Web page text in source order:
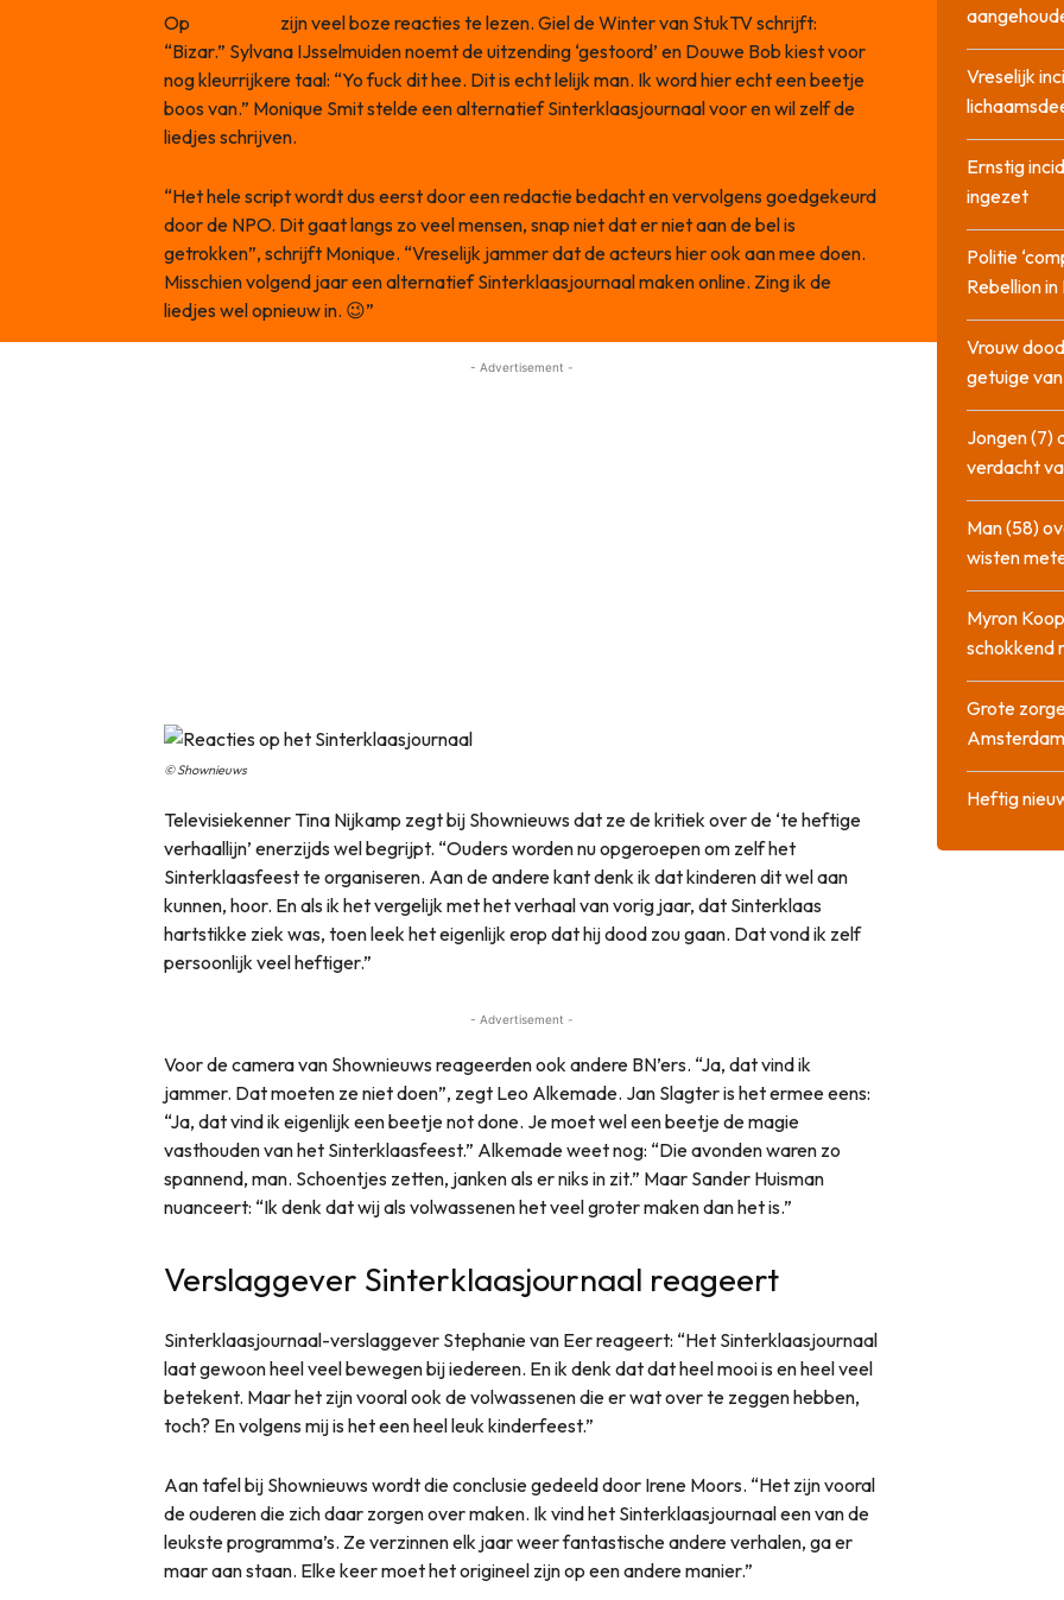
Op
zijn veel boze reacties te lezen. Giel de Winter van StukTV schrijft:
“Bizar.” Sylvana IJsselmuiden noemt de uitzending ‘gestoord’ en Douwe Bob kiest voor
nog kleurrijkere taal: “Yo fuck dit hee. Dit is echt lelijk man. Ik word hier echt een beetje
boos van.” Monique Smit stelde een alternatief Sinterklaasjournaal voor en wil zelf de
liedjes schrijven.
“Het hele script wordt dus eerst door een redactie bedacht en vervolgens goedgekeurd
door de NPO. Dit gaat langs zo veel mensen, snap niet dat er niet aan de bel is
getrokken”, schrijft Monique. “Vreselijk jammer dat de acteurs hier ook aan mee doen.
Misschien volgend jaar een alternatief Sinterklaasjournaal maken online. Zing ik de
liedjes wel opnieuw in. 😉”
- Advertisement -
© Shownieuws
Televisiekenner Tina Nijkamp zegt bij Shownieuws dat ze de kritiek over de ‘te heftige
verhaallijn’ enerzijds wel begrijpt. “Ouders worden nu opgeroepen om zelf het
Sinterklaasfeest te organiseren. Aan de andere kant denk ik dat kinderen dit wel aan
kunnen, hoor. En als ik het vergelijk met het verhaal van vorig jaar, dat Sinterklaas
hartstikke ziek was, toen leek het eigenlijk erop dat hij dood zou gaan. Dat vond ik zelf
persoonlijk veel heftiger.”
- Advertisement -
Voor de camera van Shownieuws reageerden ook andere BN’ers. “Ja, dat vind ik
jammer. Dat moeten ze niet doen”, zegt Leo Alkemade. Jan Slagter is het ermee eens:
“Ja, dat vind ik eigenlijk een beetje not done. Je moet wel een beetje de magie
vasthouden van het Sinterklaasfeest.” Alkemade weet nog: “Die avonden waren zo
spannend, man. Schoentjes zetten, janken als er niks in zit.” Maar Sander Huisman
nuanceert: “Ik denk dat wij als volwassenen het veel groter maken dan het is.”
Verslaggever Sinterklaasjournaal reageert
Sinterklaasjournaal-verslaggever Stephanie van Eer reageert: “Het Sinterklaasjournaal
laat gewoon heel veel bewegen bij iedereen. En ik denk dat dat heel mooi is en heel veel
betekent. Maar het zijn vooral ook de volwassenen die er wat over te zeggen hebben,
toch? En volgens mij is het een heel leuk kinderfeest.”
Aan tafel bij Shownieuws wordt die conclusie gedeeld door Irene Moors. “Het zijn vooral
de ouderen die zich daar zorgen over maken. Ik vind het Sinterklaasjournaal een van de
leukste programma’s. Ze verzinnen elk jaar weer fantastische andere verhalen, ga er
maar aan staan. Elke keer moet het origineel zijn op een andere manier.”
Vreselijk
Ernstig
ingezet
Politie
Rebellion
Vrouw
getuige
Jongen (7)
verdacht
Man (58)
wisten
Myron
schokkend
Grote
Amsterdam
Heftig